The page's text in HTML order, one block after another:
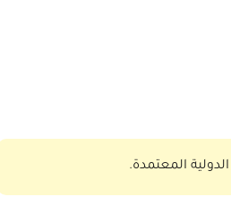
المعتمدة.